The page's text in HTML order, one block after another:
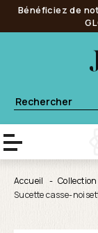
Bénéficiez de
Accueil
Sucette casse-